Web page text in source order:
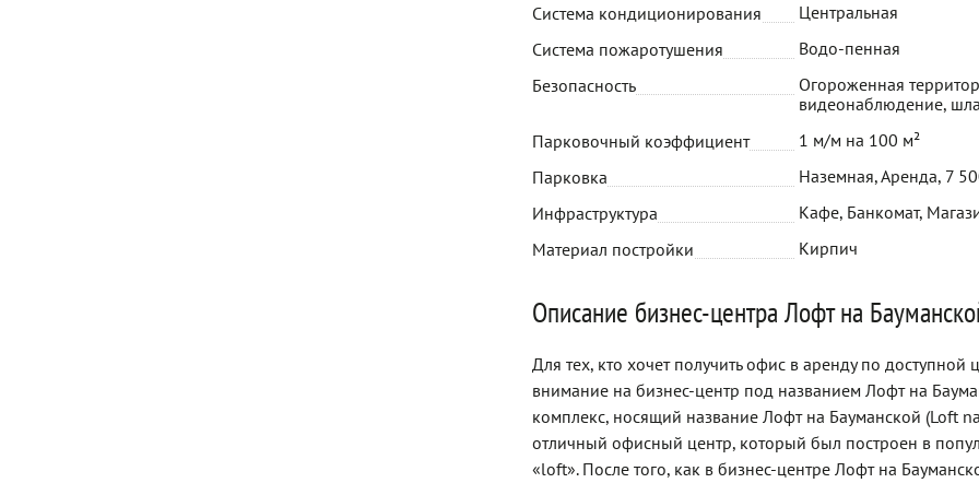
Система кондиционирования
Центральная
Система пожаротушения
Водо-пенная
Безопасность
Огороженная
видеонаблюдение,
Парковочный коэффициент
1 м/м на 100 м²
Парковка
Наземная, Аренда, 7
Инфраструктура
Кафе, Банкомат,
Материал постройки
Кирпич
Описание бизнес-центра Лофт на
Для тех, кто хочет получить офис в аренду по
внимание на бизнес-центр под названием Лофт на
комплекс, носящий название Лофт на Бауманской (Loft
отличный офисный центр, который был построен в
«loft». После того, как в бизнес-центре Лофт на